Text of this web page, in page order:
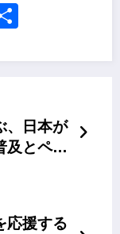
、日本が
及とペッ
応援する